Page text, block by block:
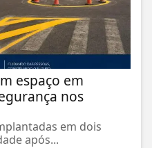
espaço em
nos
em dois
após...